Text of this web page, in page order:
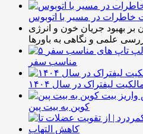
در مسیر با اتوبوس
بر بهبود جریان خون و انرژی
علمی و نگاهی به باورها
مناسب سفر
لیفتراک در سال ۱۴۰۴
کوین به بیت پین